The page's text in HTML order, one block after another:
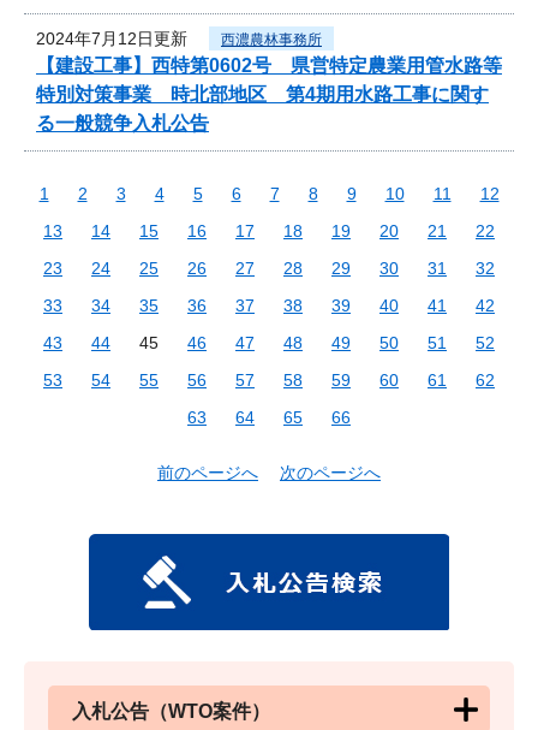
2024年7月12日更新 西濃農林事務所
【建設工事】西特第0602号 県営特定農業用管水路等
特別対策事業 時北部地区 第4期用水路工事に関す
る一般競争入札公告
1 2 3 4 5 6 7 8 9 10 11
12
13
14 15 16 17 18 19 20 21
22
23
24 25 26 27 28 29 30 31
32
33
34 35 36 37 38 39 40 41
42
43
44 45 46 47 48 49 50 51
52
53
54 55 56 57 58 59 60 61
62
63
64 65 66
前のページへ 次のページへ
入札公告（WTO案件）